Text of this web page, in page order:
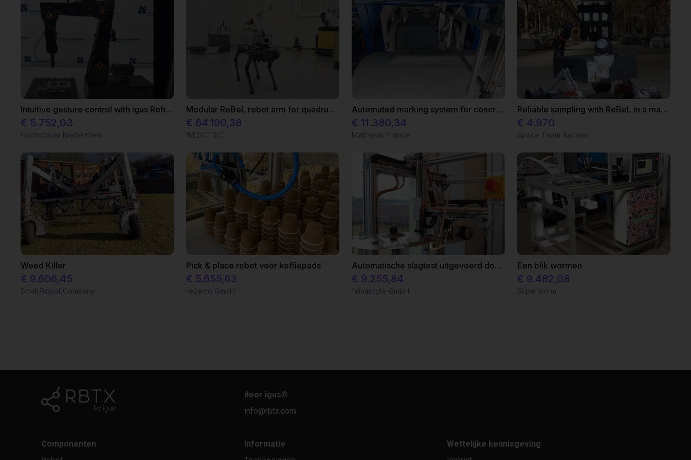
Intuitive gesture control with igus Robolink
€ 5.752,03
Hochschule Niederrhein
Modular ReBeL robot arm for quadruped robots
€ 64.190,38
INESC TEC
Automated marking system for concrete pipes with igus room gantry
€ 11.380,34
Matthews France
Reliable sampling with ReBeL in a mars simulation
€ 4.970
Space Team Aachen
Weed Killer
€ 9.606,45
Small Robot Company
Pick & place robot voor koffiepads
€ 5.655,63
rezemo GmbH
Automatische slagtest uitgevoerd door een lineaire robot
€ 9.255,84
feinarbyte GmbH
Een blik wormen
€ 9.482,08
Superworm
door igus®
info@rbtx.com
Componenten
Informatie
Wettelijke kennisgeving